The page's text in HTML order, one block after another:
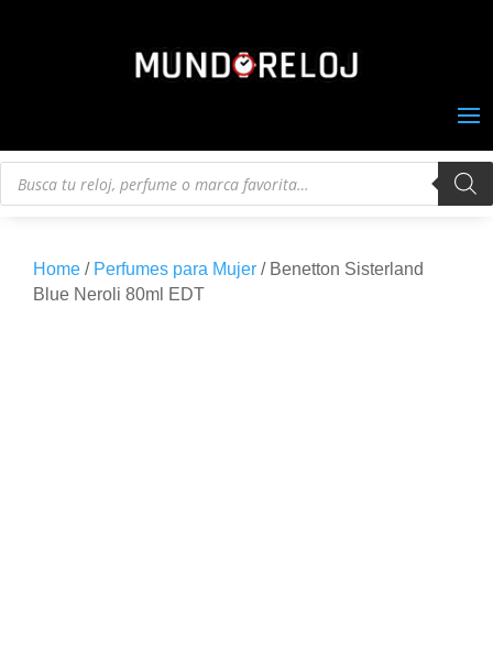
Búsqueda
Home / Perfumes para Mujer / Benetton Sisterland
Blue Neroli 80ml EDT